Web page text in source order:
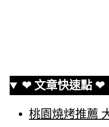
❤ 文章快速點 ❤
桃園燒烤推薦